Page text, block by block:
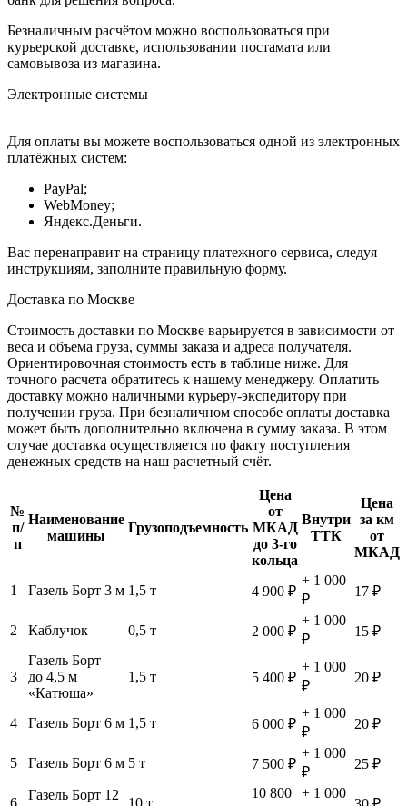
Безналичным расчётом можно воспользоваться при
курьерской доставке, использовании постамата или
самовывоза из магазина.
Электронные системы
Для оплаты вы можете воспользоваться одной из электронных
платёжных систем:
PayPal;
WebMoney;
Яндекс.Деньги.
Вас перенаправит на страницу платежного сервиса, следуя
инструкциям, заполните правильную форму.
Доставка по Москве
Стоимость доставки по Москве варьируется в зависимости от
веса и объема груза, суммы заказа и адреса получателя.
Ориентировочная стоимость есть в таблице ниже. Для
точного расчета обратитесь к нашему менеджеру. Оплатить
доставку можно наличными курьеру-экспедитору при
получении груза. При безналичном способе оплаты доставка
может быть дополнительно включена в сумму заказа. В этом
случае доставка осуществляется по факту поступления
денежных средств на наш расчетный счёт.
№
п/
п
Наименование
машины
Грузоподъемность
Цена
от
МКАД
до 3-го
кольца
Внутри
ТТК
Цена
за км
от
МКАД
1 Газель Борт 3 м 1,5 т 4 900 ₽
+ 1 000
₽
17 ₽
2 Каблучок 0,5 т 2 000 ₽
+ 1 000
₽
15 ₽
3
Газель Борт
до 4,5 м
«Катюша»
1,5 т 5 400 ₽
+ 1 000
₽
20 ₽
4 Газель Борт 6 м 1,5 т 6 000 ₽
+ 1 000
₽
20 ₽
5 Газель Борт 6 м 5 т 7 500 ₽
+ 1 000
₽
25 ₽
6
Газель Борт 12
10 т
10 800
+ 1 000